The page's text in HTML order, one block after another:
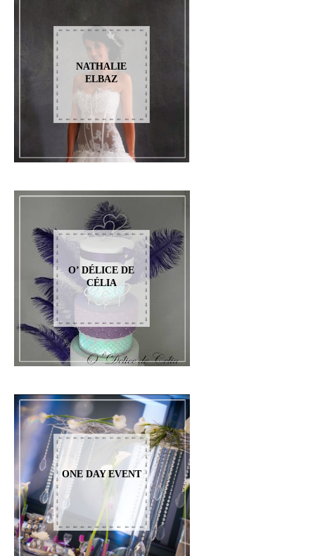
NATHALIE
ELBAZ
O’ DÉLICE DE
CÉLIA
ONE DAY EVENT